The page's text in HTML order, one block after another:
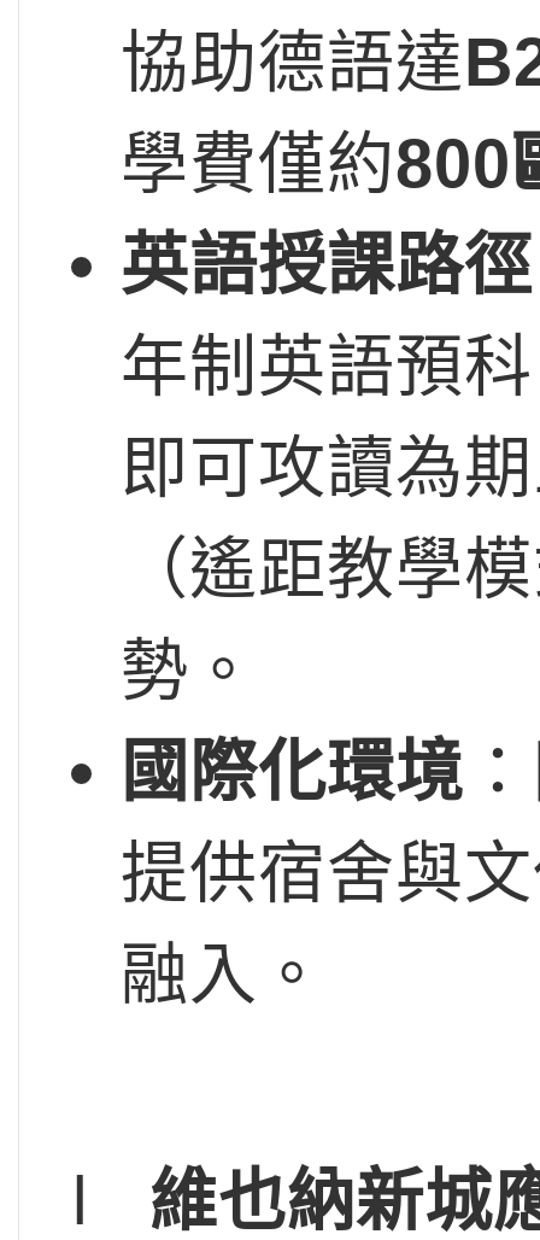
協助德語達
學費僅約800
英語授課路徑
年制英語預
即可攻讀為
（遙距教學
勢。
國際化環境
提供宿舍與
融入。
l 維也納新城